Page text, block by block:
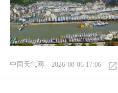
中国天气网 2026-08-06 17:06